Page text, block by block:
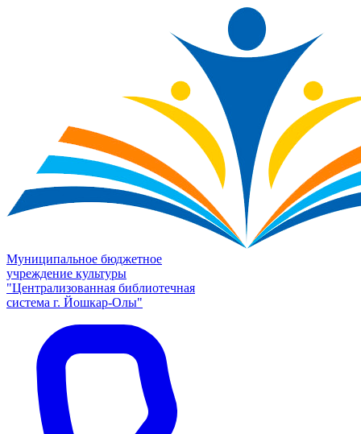
Муниципальное бюджетное
учреждение культуры
"Централизованная библиотечная
система г. Йошкар-Олы"